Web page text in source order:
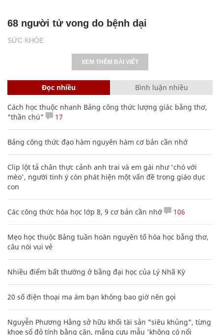
SỨC KHỎE
68 người tử vong do bệnh dại
XEM THÊM BÀI VIẾT
Đọc nhiều Bình luận nhiều
Cách học thuộc nhanh Bảng công thức lượng giác bằng thơ,
"thần chú"
17
Bảng công thức đạo hàm nguyên hàm cơ bản cần nhớ
Clip lột tả chân thực cảnh anh trai và em gái như 'chó với
mèo', người tinh ý còn phát hiện một vấn đề trong giáo dục
con
Các công thức hóa học lớp 8, 9 cơ bản cần nhớ 106
Mẹo học thuộc Bảng tuần hoàn nguyên tố hóa học bằng thơ,
câu nói vui vẻ
Nhiều điểm bất thường ở bằng đại học của Lý Nhã Kỳ
20 số điện thoại ma ám bạn không bao giờ nên gọi
Nguyễn Phương Hằng sở hữu khối tài sản "siêu khủng", từng
khoe sổ đỏ tính bằng cân, mắng cựu mẫu 'không có nổi